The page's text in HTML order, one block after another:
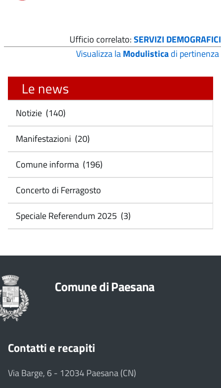
Ufficio correlato:SERVIZI DEMOGRAFICI
Visualizza laModulisticadi pertinenza
Le news
Notizie (140)
Manifestazioni (20)
Comune informa (196)
Concerto di Ferragosto
Speciale Referendum 2025 (3)
Comune di Paesana
Contatti e recapiti
Via Barge, 6 - 12034 Paesana (CN)